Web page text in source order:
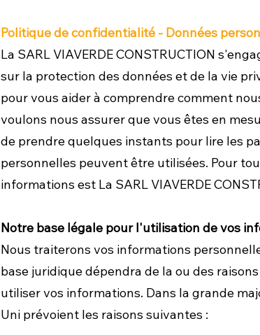
Politique de confidentialité - Données
La SARL VIAVERDE CONSTRUCTION
sur la protection des données et de la vie
pour vous aider à comprendre comment
voulons nous assurer que vous êtes en
de prendre quelques instants pour lire les
personnelles peuvent être utilisées. Pour
informations est La SARL VIAVERDE
Notre base légale pour l'utilisation de vos
Nous traiterons vos informations
base juridique dépendra de la ou des
utiliser vos informations. Dans la grande
Uni prévoient les raisons suivantes :